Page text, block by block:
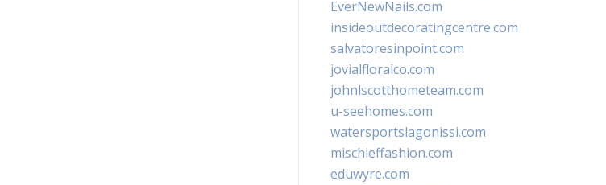
EverNewNails.com
insideoutdecoratingcentre.com
salvatoresinpoint.com
jovialfloralco.com
johnlscotthometeam.com
u-seehomes.com
watersportslagonissi.com
mischieffashion.com
eduwyre.com